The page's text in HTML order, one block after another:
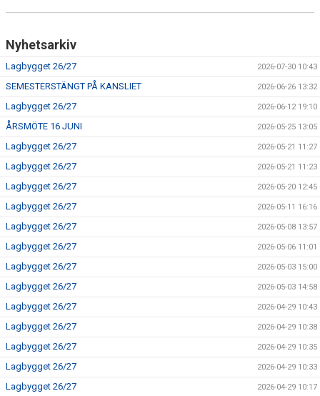
Nyhetsarkiv
Lagbygget 26/27 2026-07-30 10:43
SEMESTERSTÄNGT PÅ KANSLIET 2026-06-26 13:32
Lagbygget 26/27 2026-06-12 19:10
ÅRSMÖTE 16 JUNI 2026-05-25 13:05
Lagbygget 26/27 2026-05-21 11:27
Lagbygget 26/27 2026-05-21 11:23
Lagbygget 26/27 2026-05-20 12:45
Lagbygget 26/27 2026-05-11 16:16
Lagbygget 26/27 2026-05-08 13:57
Lagbygget 26/27 2026-05-06 11:01
Lagbygget 26/27 2026-05-03 15:00
Lagbygget 26/27 2026-05-03 14:58
Lagbygget 26/27 2026-04-29 10:43
Lagbygget 26/27 2026-04-29 10:38
Lagbygget 26/27 2026-04-29 10:35
Lagbygget 26/27 2026-04-29 10:33
Lagbygget 26/27 2026-04-29 10:17